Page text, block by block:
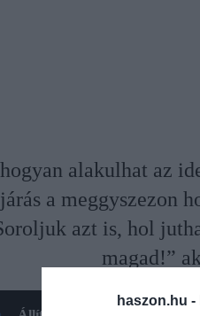
haszon.hu -
alakulhat az
a meggyszezon
azt is, hol
magad!”